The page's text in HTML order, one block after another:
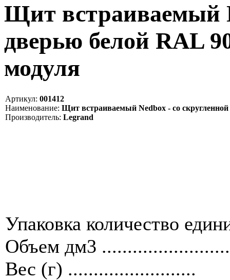
Щит встраиваемый
дверью белой RAL
модуля
Артикул: 001412
Наименование: Щит встраиваемый Nedbox - со
Производитель: Legrand
Упаковка количество
Объем дм3 .........................
Вес (г) .........................